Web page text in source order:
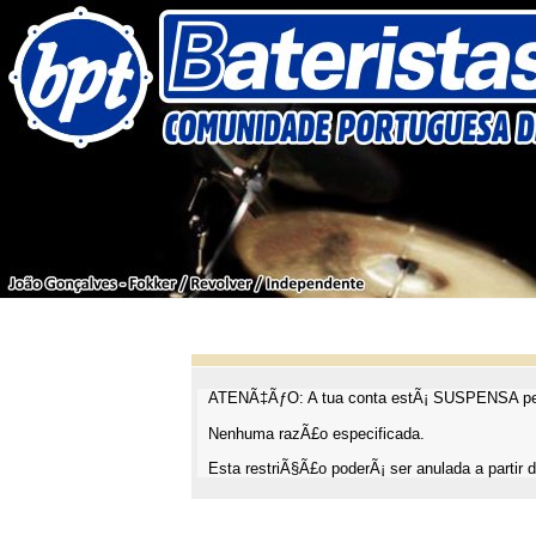
ATENÃ‡ÃƒO: A tua conta estÃ¡ SUSPENSA
Nenhuma razÃ£o especificada.
Esta restriÃ§Ã£o poderÃ¡ ser anulada a partir